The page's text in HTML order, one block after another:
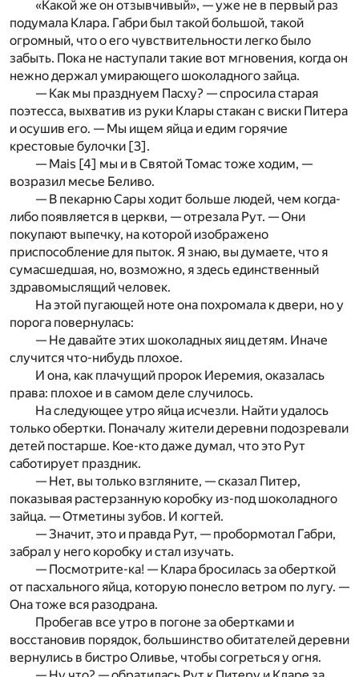
«Какой же он отзывчивый», — уже не в первый раз
подумала Клара. Габри был такой большой, такой
огромный, что о его чувствительности легко было
забыть. Пока не наступали такие вот мгновения, когда он
нежно держал умирающего шоколадного зайца.
— Как мы празднуем Пасху? — спросила старая
поэтесса, выхватив из руки Клары стакан с виски Питера
и осушив его. — Мы ищем яйца и едим горячие
крестовые булочки [3].
— Mais [4] мы и в Святой Томас тоже ходим, —
возразил месье Беливо.
— В пекарню Сары ходит больше людей, чем когда-
либо появляется в церкви, — отрезала Рут. — Они
покупают выпечку, на которой изображено
приспособление для пыток. Я знаю, вы ду­маете, что я
сумасшедшая, но, возможно, я здесь единственный
здравомыслящий человек.
На этой пугающей ноте она похромала к двери, но у
порога повернулась:
— Не давайте этих шоколадных яиц детям. Иначе
случится что-нибудь плохое.
И она, как плачущий пророк Иеремия, оказалась
права: плохое и в самом деле случилось.
На следующее утро яйца исчезли. Найти удалось
только обертки. Поначалу жители деревни подозревали
детей постарше. Кое-кто даже думал, что это Рут
саботирует праздник.
— Нет, вы только взгляните, — сказал Питер,
показывая растерзанную коробку из-под шоколадного
зайца. — Отметины зубов. И когтей.
— Значит, это и правда Рут, — пробормотал Габри,
забрал у него коробку и стал изучать.
— Посмотрите-ка! — Клара бросилась за оберткой
от пасхального яйца, которую понесло ветром по лугу. —
Она тоже вся разодрана.
Пробегав все утро в погоне за обертками и
восстановив поря­док, большинство обитателей деревни
вернулись в бистро Оливье, чтобы согреться у огня.